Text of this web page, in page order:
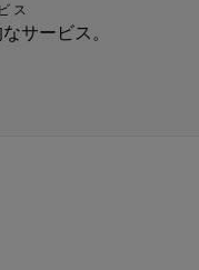
ス
サービス。